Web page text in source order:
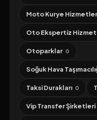
Moto Kurye
Oto Ekspertiz
Otoparklar 0
Soğuk Hava
Taksi Durakları 0
Vip Transfer Şirketleri